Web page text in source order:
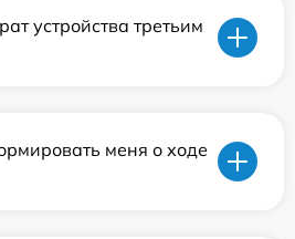
устройства третьим
меня о ходе